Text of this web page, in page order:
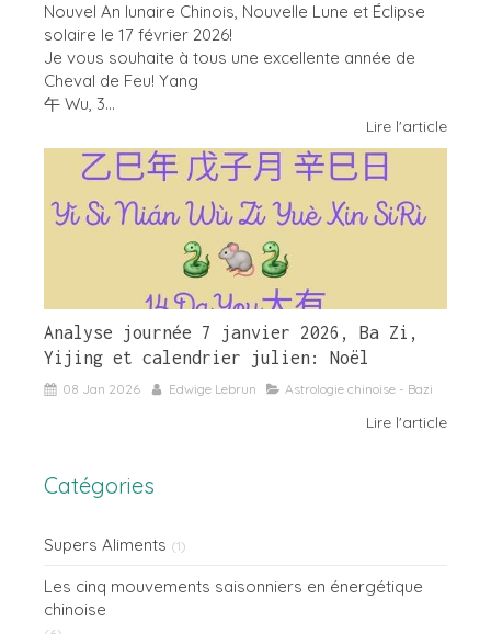
Nouvel An lunaire Chinois, Nouvelle Lune et Éclipse
solaire le 17 février 2026!
Je vous souhaite à tous une excellente année de
Cheval de Feu! Yang
午 Wu, 3...
Lire l'article
Analyse journée 7 janvier 2026, Ba Zi,
Yijing et calendrier julien: Noël
08 Jan 2026 Edwige Lebrun Astrologie chinoise - Bazi
Lire l'article
Catégories
Supers Aliments (1)
Les cinq mouvements saisonniers en énergétique
chinoise